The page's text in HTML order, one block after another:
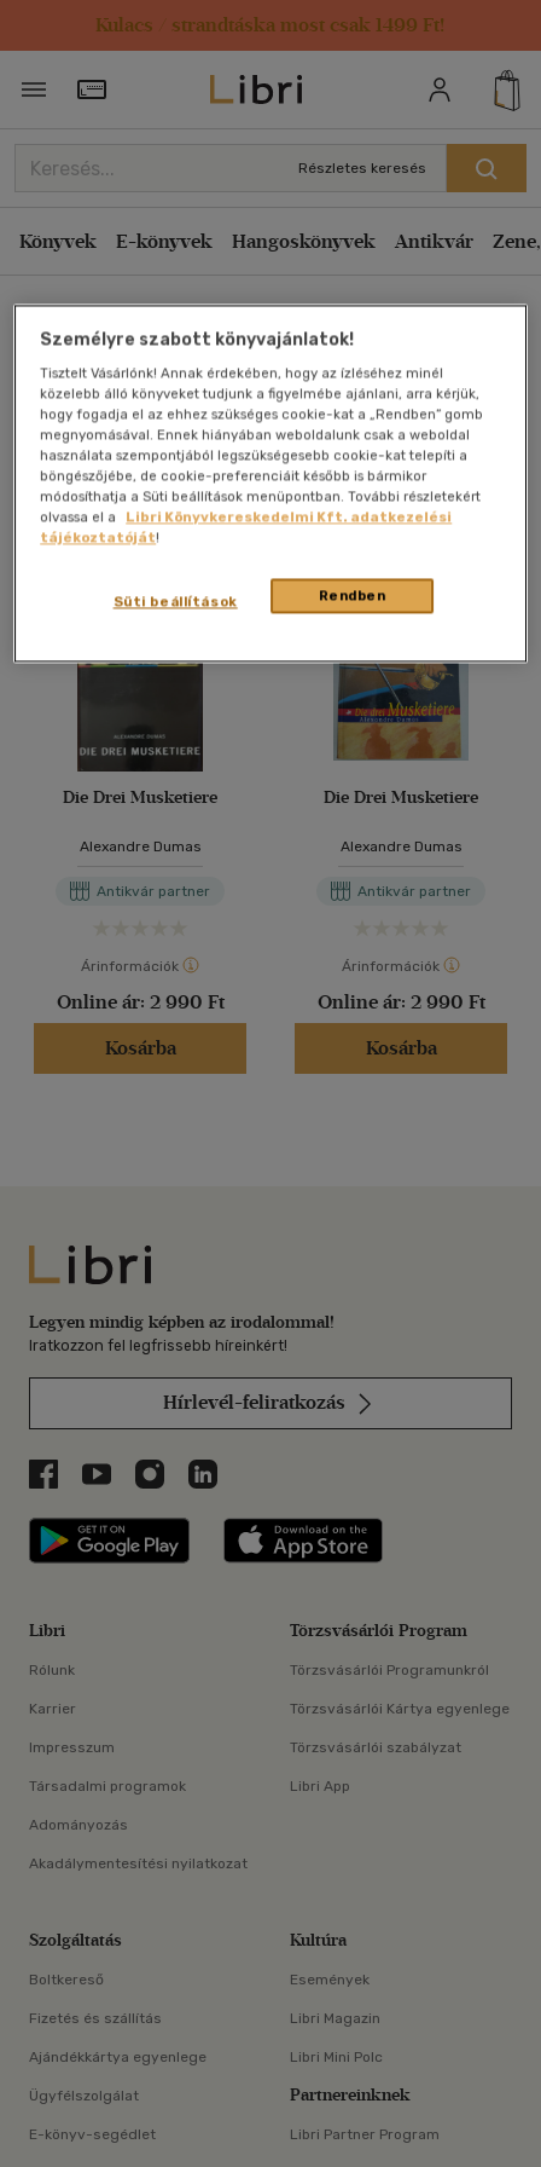
Kulacs / strandtáska most csak 1499 Ft!
Törzsvásárlói Kártya adatai
Részletes keresés
Könyvek E-könyvek Hangoskönyvek Antikvár
Die Drei Musketiere
Alexandre Dumas
Antikvár könyv (2db)
Die Drei Musketiere
Alexandre Dumas
Antikvár partner
Árinformációk
Online ár: 2 990 Ft
Kosárba
Die Drei Musketiere
Alexandre Dumas
Antikvár partner
Árinformációk
Online ár: 2 990 Ft
Kosárba
Libri
Legyen mindig képben az irodalommal!
Iratkozzon fel legfrissebb híreinkért!
Hírlevél-feliratkozás
Libri a Facebookon
Libri a Youtube-on
Libri az Instagramon
Libri a LinkedInen
Libri applikáció Szerezd meg: Google
Libri
Rólunk
Karrier
Impresszum
Társadalmi programok
Adományozás
Akadálymentesítési nyilatkozat
Törzsvásárlói Program
Törzsvásárlói Programunkról
Törzsvásárlói Kártya egyenlege
Törzsvásárlói szabályzat
Libri App
Szolgáltatás
Boltkereső
Fizetés és szállítás
Ajándékkártya egyenlege
Ügyfélszolgálat
E-könyv-segédlet
Kultúra
Események
Libri Magazin
Libri Mini Polc
Partnereinknek
Libri Partner Program
Személyre szabott könyvajánlatok!
Tisztelt Vásárlónk! Annak érdekében, hogy az ízléséhez minél
közelebb álló könyveket tudjunk a figyelmébe ajánlani, arra kérjük,
hogy fogadja el az ehhez szükséges cookie-kat a „Rendben” gomb
megnyomásával. Ennek hiányában weboldalunk csak a weboldal
használata szempontjából legszükségesebb cookie-kat telepíti a
böngészőjébe, de cookie-preferenciáit később is bármikor
módosíthatja a Süti beállítások menüpontban. További részletekért
olvassa el a
Libri Könyvkereskedelmi Kft. adatkezelési
tájékoztatóját!
Rendben
Süti beállítások